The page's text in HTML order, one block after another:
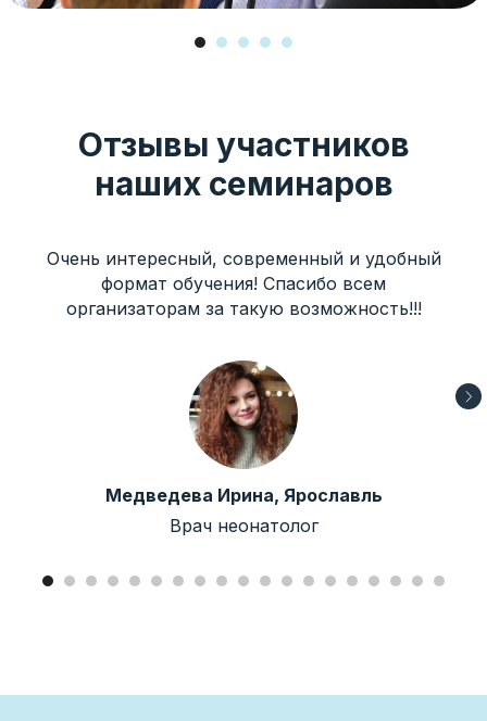
Отзывы участников
наших семинаров
Очень интересный, современный и удобный
формат обучения! Спасибо всем
организаторам за такую возможность!!!
Медведева Ирина, Ярославль
Врач неонатолог